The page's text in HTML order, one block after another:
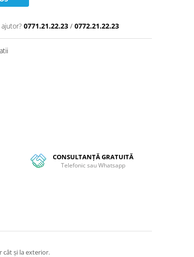
0771.21.22.23 / 0772.21.22.23
CONSULTANȚĂ GRATUITĂ
Telefonic sau Whatsapp
cât și la exterior.